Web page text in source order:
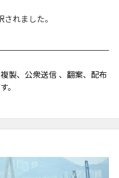
れました。
製、公衆送信 、翻案、配布
。